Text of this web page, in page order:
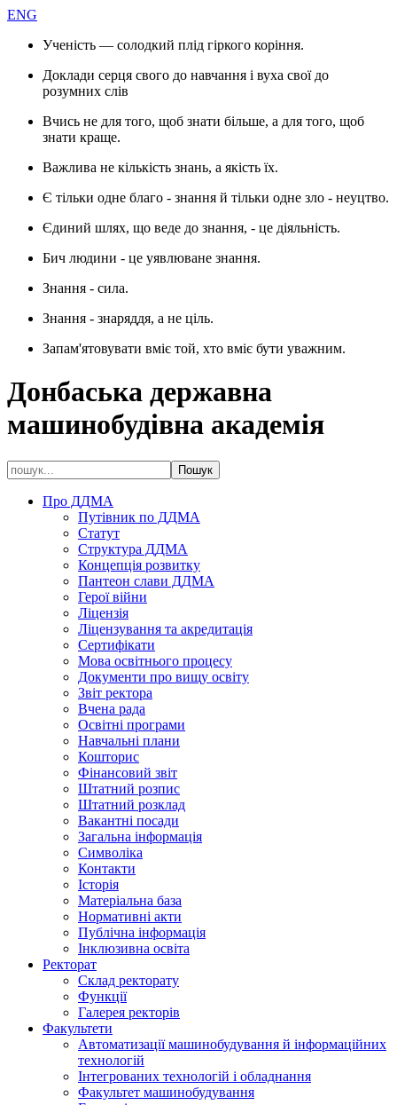
ENG
Ученість — солодкий плід гіркого коріння.
Доклади серця свого до навчання і вуха свої до
розумних слів
Вчись не для того, щоб знати більше, а для того, щоб
знати краще.
Важлива не кількість знань, а якість їх.
Є тільки одне благо - знання й тільки одне зло - неуцтво.
Єдиний шлях, що веде до знання, - це діяльність.
Бич людини - це уявлюване знання.
Знання - сила.
Знання - знаряддя, а не ціль.
Запам'ятовувати вміє той, хто вміє бути уважним.
Донбаська державна
машинобудівна академія
Про ДДМА
Путівник по ДДМА
Статут
Структура ДДМА
Концепція розвитку
Пантеон слави ДДМА
Герої війни
Ліцензія
Ліцензування та акредитація
Сертифікати
Мова освітнього процесу
Документи про вищу освіту
Звіт ректора
Вчена рада
Освітні програми
Навчальні плани
Кошторис
Фінансовий звіт
Штатний розпис
Штатний розклад
Вакантні посади
Загальна інформація
Символіка
Контакти
Історія
Матеріальна база
Нормативні акти
Публічна інформація
Інклюзивна освіта
Ректорат
Склад ректорату
Функції
Галерея ректорів
Факультети
Автоматизації машинобудування й інформаційних
технологій
Інтегрованих технологій і обладнання
Факультет машинобудування